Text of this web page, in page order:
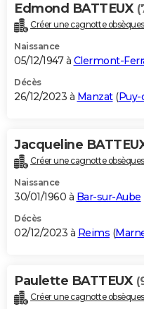
Edmond BATTEUX
Créer une cagnotte obsèques
Naissance
05/12/1947 à Clermont-
Décès
26/12/2023 à Manzat(Puy-
Jacqueline
Créer une cagnotte obsèques
Naissance
30/01/1960 à Bar-sur-Aube
Décès
02/12/2023 à Reims (
Paulette BATTEUX
Créer une cagnotte obsèques